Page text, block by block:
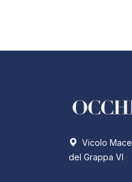
Vicolo
del Grappa VI